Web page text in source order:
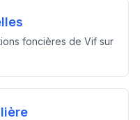
foncières de Vif sur